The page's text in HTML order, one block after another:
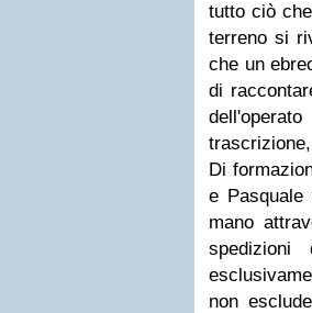
tutto ciò
terreno si
che un
di
Di
e Pasquale
mano
non